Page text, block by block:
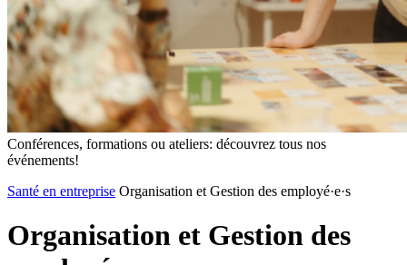
Conférences, formations ou ateliers: découvrez tous nos
événements!
Santé en entreprise Organisation et Gestion des employé·e·s
Organisation et Gestion des